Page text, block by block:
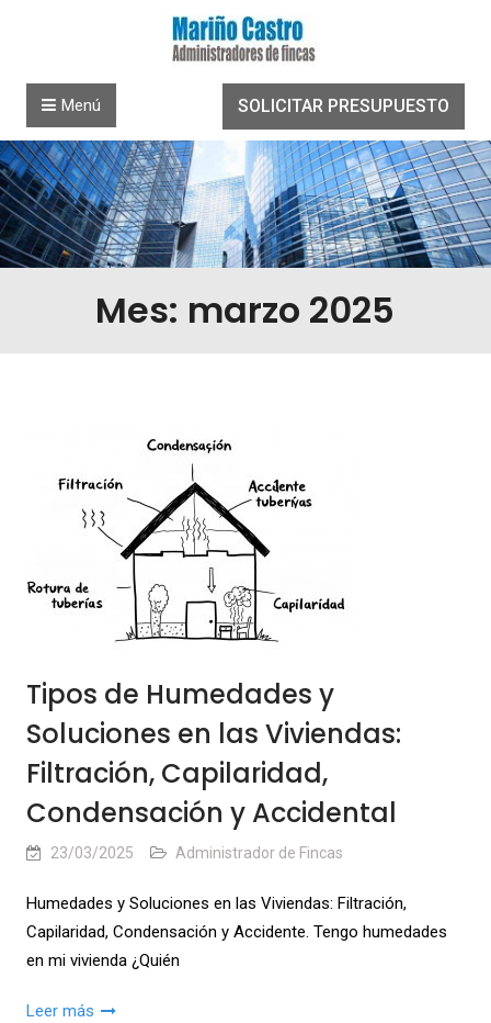
SOLICITAR PRESUPUESTO
Menú
Mes: marzo 2025
Tipos de Humedades y
Soluciones en las Viviendas:
Filtración, Capilaridad,
Condensación y Accidental
23/03/2025 Administrador de Fincas
Humedades y Soluciones en las Viviendas: Filtración,
Capilaridad, Condensación y Accidente. Tengo humedades
en mi vivienda ¿Quién
Leer más